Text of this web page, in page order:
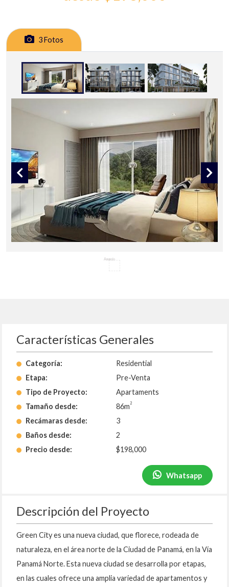
3 Fotos
Anuncio
Características Generales
Categoría:
Residential
Etapa:
Pre-Venta
Tipo de Proyecto:
Apartaments
Tamaño desde:
86m 2
Recámaras desde:
3
Baños desde:
2
Precio desde:
$198,000
Whatsapp
Descripción del Proyecto
Green City es una nueva ciudad, que florece, rodeada de
naturaleza, en el área norte de la Ciudad de Panamá, en la Vía
Panamá Norte. Esta nueva ciudad se desarrolla por etapas,
en las cuales ofrece una amplia variedad de apartamentos y